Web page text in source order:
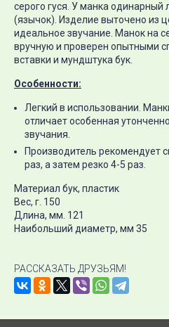
серого гуся. У манка одинарный
(язычок). Изделие выточено из
идеальное звучание. Манок на
вручную и проверен опытными
вставки и мундштука бук.
Особенности:
Легкий в использовании.
отличает особенная
звучания.
Производитель рекомендует
раз, а затем резко 4-5 раз.
Материал бук, пластик
Вес, г. 150
Длина, мм. 121
Наибольший диаметр, мм 35
РАССКАЗАТЬ ДРУЗЬЯМ!